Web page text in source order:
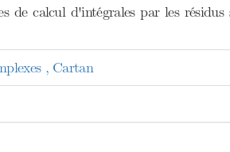
de calcul d'intégrales par les résidus
, Cartan